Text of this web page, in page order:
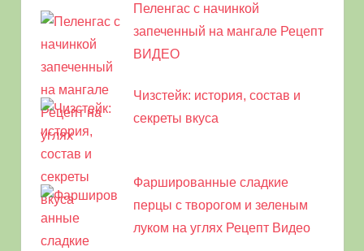
Пеленгас с начинкой
запеченный на мангале Рецепт
ВИДЕО
Чизстейк: история, состав и
секреты вкуса
Фаршированные сладкие
перцы с творогом и зеленым
луком на углях Рецепт Видео